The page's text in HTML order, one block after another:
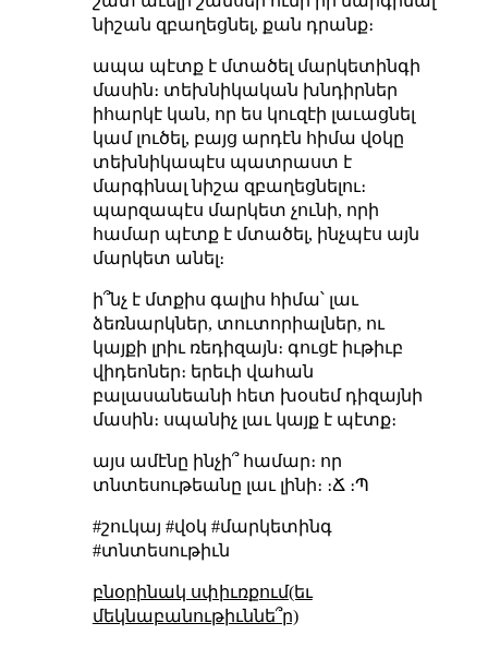
նիշան զբաղեցնել, քան դրանք։
ապա պէտք է մտածել մարկետինգի
մասին։ տեխնիկական խնդիրներ
իհարկէ կան, որ ես կուզէի լաւացնել
կամ լուծել, բայց արդէն հիմա վօկը
տեխնիկապէս պատրաստ է
մարգինալ նիշա զբաղեցնելու։
պարզապէս մարկետ չունի, որի
համար պէտք է մտածել, ինչպէս այն
մարկետ անել։
ի՞նչ է մտքիս գալիս հիմա՝ լաւ
ձեռնարկներ, տուտորիալներ, ու
կայքի լրիւ ռեդիզայն։ գուցէ իւթիւբ
վիդեոներ։ երեւի վահան
բալասանեանի հետ խօսեմ դիզայնի
մասին։ սպանիչ լաւ կայք է պէտք։
այս ամէնը ինչի՞ համար։ որ
տնտեսութեանը լաւ լինի։ ։Ճ ։Պ
#շուկայ #վօկ #մարկետինգ
#տնտեսութիւն
բնօրինակ սփիւռքում(եւ
մեկնաբանութիւննե՞ր)